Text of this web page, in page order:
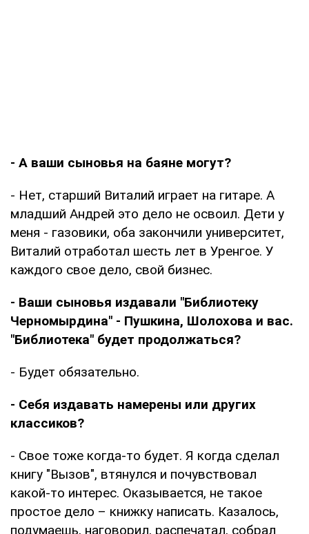
- А ваши сыновья на баяне могут?
- Нет, старший Виталий играет на гитаре. А
младший Андрей это дело не освоил. Дети у
меня - газовики, оба закончили университет,
Виталий отработал шесть лет в Уренгое. У
каждого свое дело, свой бизнес.
- Ваши сыновья издавали "Библиотеку
Черномырдина" - Пушкина, Шолохова и вас.
"Библиотека" будет продолжаться?
- Будет обязательно.
- Себя издавать намерены или других
классиков?
- Свое тоже когда-то будет. Я когда сделал
книгу "Вызов", втянулся и почувствовал
какой-то интерес. Оказывается, не такое
простое дело – книжку написать. Казалось,
подумаешь, наговорил, распечатал, собрал